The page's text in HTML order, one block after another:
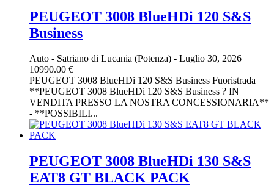
PEUGEOT 3008 BlueHDi 120 S&S
Business
Auto - Satriano di Lucania (Potenza) - Luglio 30, 2026
10990.00 €
PEUGEOT 3008 BlueHDi 120 S&S Business Fuoristrada
**PEUGEOT 3008 BlueHDi 120 S&S Business ? IN
VENDITA PRESSO LA NOSTRA CONCESSIONARIA**
- **POSSIBILI...
PEUGEOT 3008 BlueHDi 130 S&S
EAT8 GT BLACK PACK